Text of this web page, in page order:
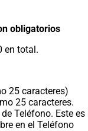
obligatorios
en total.
25 caracteres)
25 caracteres.
Teléfono. Este es
en el Teléfono